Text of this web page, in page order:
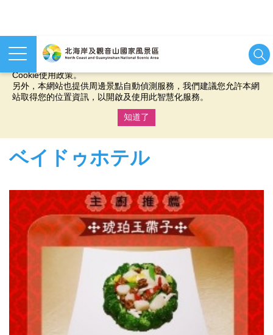
本網站使用cookies等相關技術以持續優化網站服務，並有助於為
您提供更佳的體驗，當您繼續使用本網站即表示您同意我們的
Cookie使用政策。
另外，本網站也提供周邊景點自動偵測服務，我們建議您允許本網
站取得您的位置資訊，以開啟及使用此智慧化服務。
知道了
ベイドゥホテル